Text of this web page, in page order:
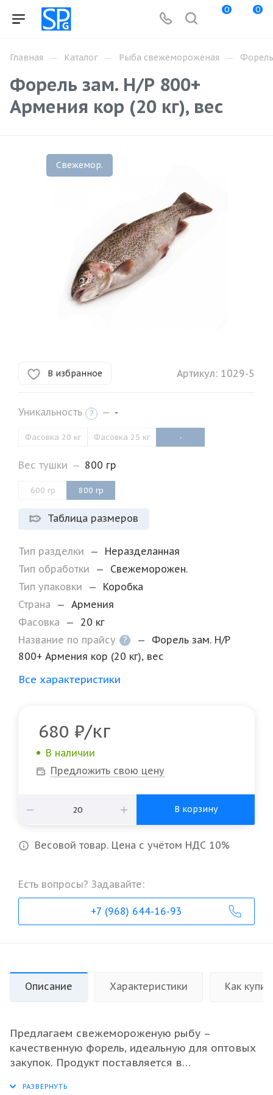
0 0
Главная — Каталог — Рыба свежемороженая — Форель
Форель зам. Н/Р 800+
Армения кор (20 кг), вес
Свежемор.
В избранное Артикул: 1029-5
Уникальность ? — -
Фасовка 20 кг Фасовка 25 кг -
Вес тушки — 800 гр
600 гр 800 гр
Таблица размеров
Тип разделки —
Неразделанная
Тип обработки
—
Свежеморожен.
Тип упаковки
—
Коробка
Страна
— Армения
Фасовка
— 20 кг
Название по прайсу
? —
Форель зам. Н/Р
800+ Армения кор (20 кг), вес
Все характеристики
680 ₽/кг
В наличии
Предложить свою цену
В корзину
Весовой товар. Цена с учётом НДС 10%
Есть вопросы? Задавайте:
+7 (968) 644-16-93
Описание Характеристики Как
Предлагаем свежемороженую рыбу –
качественную форель, идеальную для оптовых
закупок. Продукт поставляется в
ее природный вкус и полезные свойства на